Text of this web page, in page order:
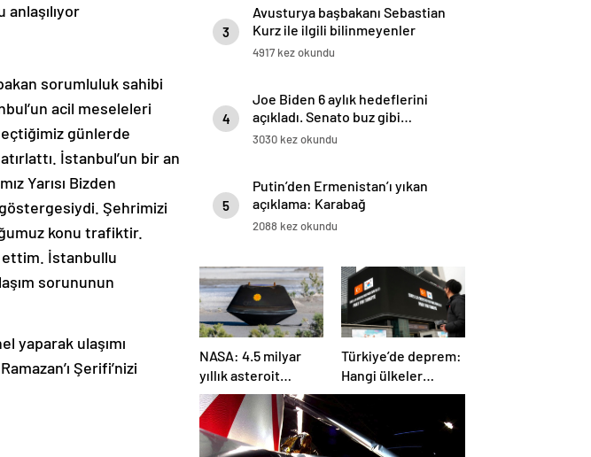
sorumluluk sahibi
acil meseleleri
günlerde
İstanbul’un bir an
Yarısı Bizden
Şehrimizi
konu trafiktir.
ettim. İstanbullu
sorununun
yaparak ulaşımı
Şerifi’nizi
3
Avusturya başbakanı Sebastian
Kurz ile ilgili bilinmeyenler
4917 kez okundu
4
Joe Biden 6 aylık hedeflerini
açıkladı. Senato buz gibi…
3030 kez okundu
5
Putin’den Ermenistan’ı yıkan
açıklama: Karabağ
Azerbaycan’ın ayrılmaz bir
2088 kez okundu
NASA: 4.5 milyar
yıllık asteroit
örnekleri Dünya’ya
getirildi; yaşamın
başlangıcına ışık
tutabilir
Türkiye’de deprem:
Hangi ülkeler
yardım ediyor?